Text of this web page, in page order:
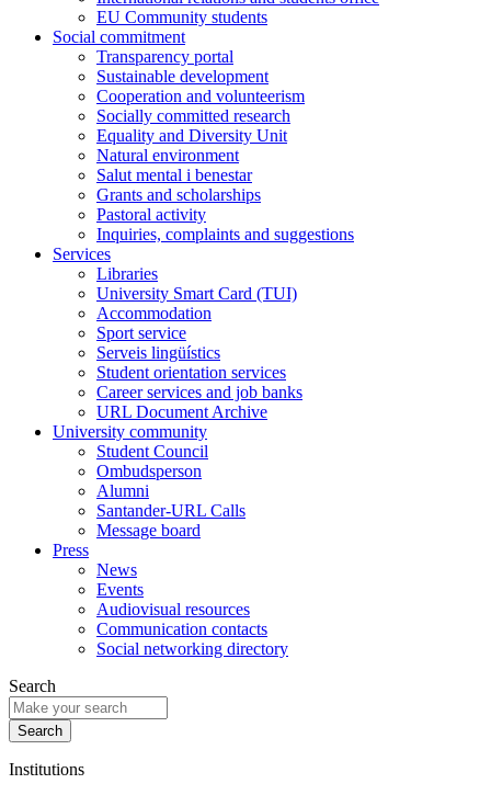
EU Community students
Social commitment
Transparency portal
Sustainable development
Cooperation and volunteerism
Socially committed research
Equality and Diversity Unit
Natural environment
Salut mental i benestar
Grants and scholarships
Pastoral activity
Inquiries, complaints and suggestions
Services
Libraries
University Smart Card (TUI)
Accommodation
Sport service
Serveis lingüístics
Student orientation services
Career services and job banks
URL Document Archive
University community
Student Council
Ombudsperson
Alumni
Santander-URL Calls
Message board
Press
News
Events
Audiovisual resources
Communication contacts
Social networking directory
Search
Institutions